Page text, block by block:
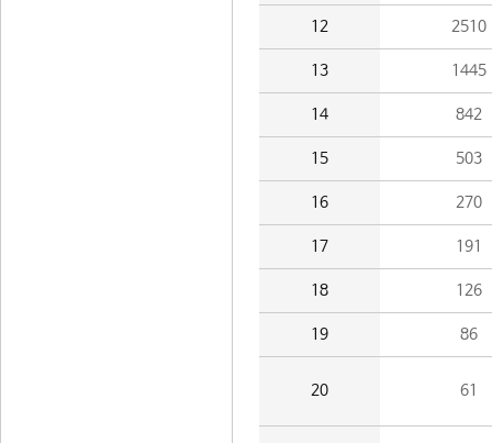
12 2510
13 1445
14 842
15 503
16 270
17 191
18 126
19 86
20 61